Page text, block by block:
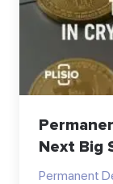
Next Big
Permanent